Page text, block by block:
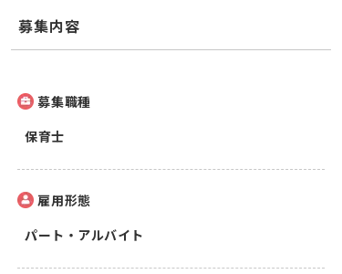
募集内容
募集職種
保育士
雇用形態
パート・アルバイト